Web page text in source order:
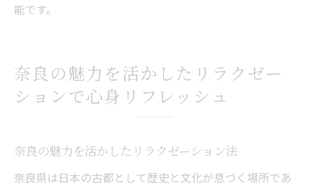
能です。
奈良の魅力を活かしたリラクゼー
ションで心身リフレッシュ
奈良の魅力を活かしたリラクゼーション法
奈良県は日本の古都として歴史と文化が息づく場所であ